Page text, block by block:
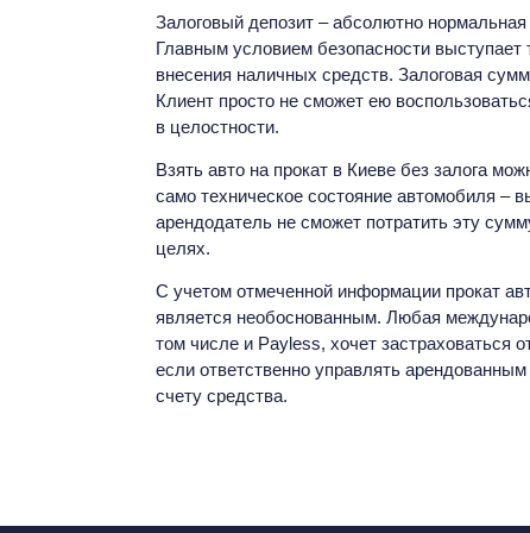
Залоговый депозит – абсолютно
Главным условием безопасности выступает
внесения наличных средств. Залоговая
Клиент просто не сможет ею
в целостности.
Взять авто на прокат в Киеве без залога
само техническое состояние автомобиля –
арендодатель не сможет потратить эту
целях.
С учетом отмеченной информации прокат
является необоснованным. Любая
том числе и Payless, хочет застраховаться
если ответственно управлять
счету средства.